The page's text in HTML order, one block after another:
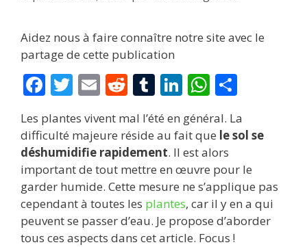
Aidez nous à faire connaître notre site avec le
partage de cette publication
F
ac
e
b
o
o
k
T
itt
er
E
ai
l
R
e
d
di
t
T
u
m
bl
r
Li
n
k
e
dI
n
W
h
at
s
A
p
p
ta
er
Les plantes vivent mal l’été en général. La
difficulté majeure réside au fait que le sol se
déshumidifie rapidement. Il est alors
important de tout mettre en œuvre pour le
garder humide. Cette mesure ne s’applique pas
cependant à toutes les plantes, car il y en a qui
peuvent se passer d’eau. Je propose d’aborder
tous ces aspects dans cet article. Focus !